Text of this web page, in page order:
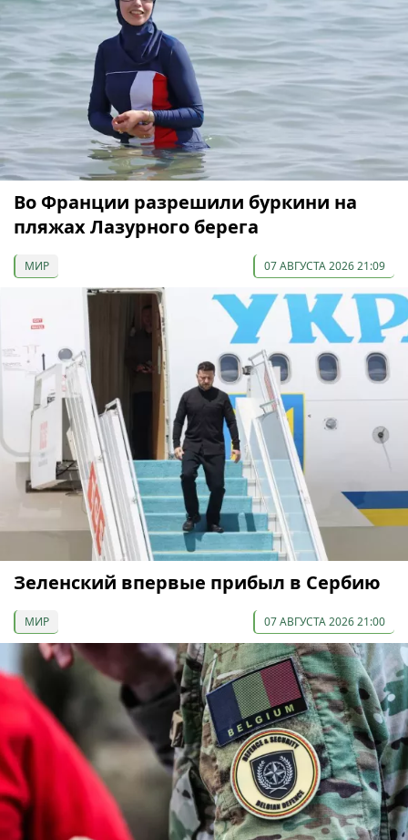
Во Франции разрешили буркини на
пляжах Лазурного берега
МИР 07 АВГУСТА 2026 21:09
Зеленский впервые прибыл в Сербию
МИР 07 АВГУСТА 2026 21:00